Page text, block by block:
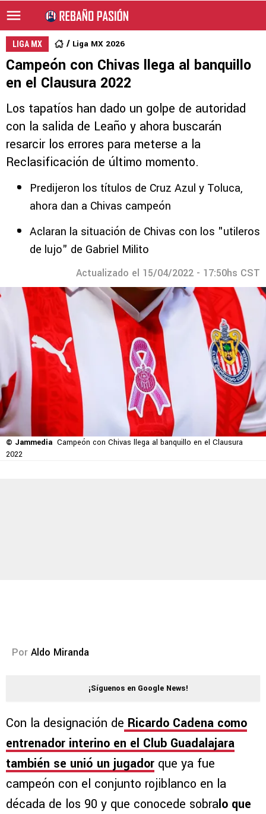
LIGA MX Liga MX 2026
Campeón con Chivas llega al banquillo
en el Clausura 2022
Los tapatíos han dado un golpe de autoridad
con la salida de Leaño y ahora buscarán
resarcir los errores para meterse a la
Reclasificación de último momento.
Predijeron los títulos de Cruz Azul y Toluca,
ahora dan a Chivas campeón
Aclaran la situación de Chivas con los "utileros
de lujo" de Gabriel Milito
Actualizado el 15/04/2022 - 17:50hs CST
© Jammedia Campeón con Chivas llega al banquillo en el Clausura
2022
Por Aldo Miranda
¡Síguenos en Google News!
Con la designación de Ricardo Cadena como
entrenador interino en el Club Guadalajara
también se unió un jugador que ya fue
campeón con el conjunto rojiblanco en la
década de los 90 y que conocede sobralo que